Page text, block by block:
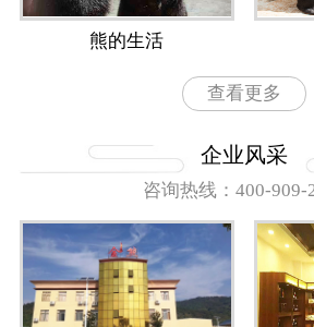
熊的生活
查看更多
企业风采
咨询热线：400-909-